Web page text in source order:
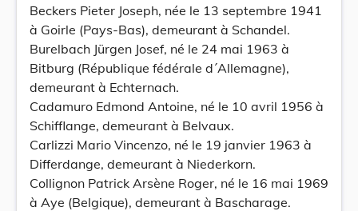
Beckers Pieter Joseph, née le 13 septembre 1941
à Goirle (Pays-Bas), demeurant à Schandel.
Burelbach Jürgen Josef, né le 24 mai 1963 à
Bitburg (République fédérale d´Allemagne),
demeurant à Echternach.
Cadamuro Edmond Antoine, né le 10 avril 1956 à
Schifflange, demeurant à Belvaux.
Carlizzi Mario Vincenzo, né le 19 janvier 1963 à
Differdange, demeurant à Niederkorn.
Collignon Patrick Arsène Roger, né le 16 mai 1969
à Aye (Belgique), demeurant à Bascharage.